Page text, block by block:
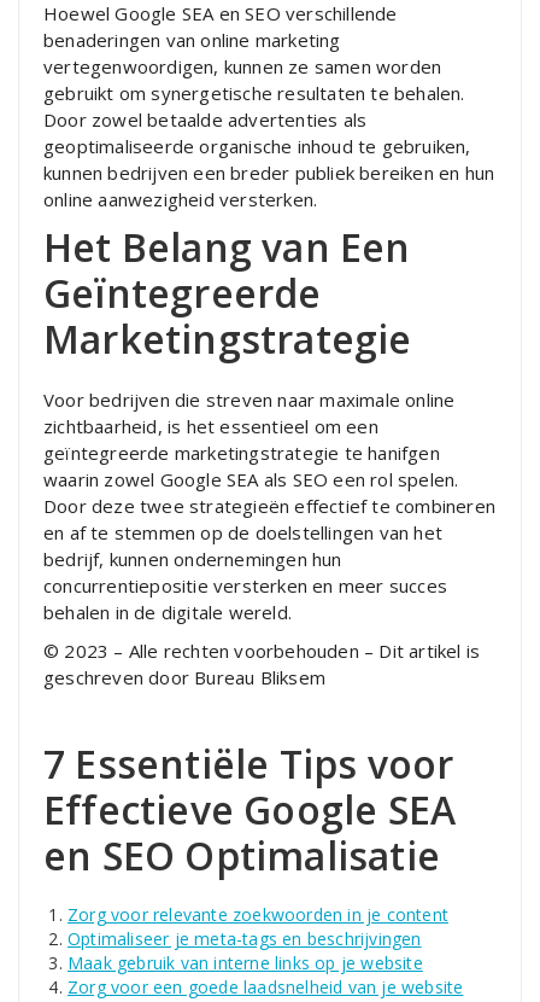
Hoewel Google SEA en SEO verschillende
benaderingen van online marketing
vertegenwoordigen, kunnen ze samen worden
gebruikt om synergetische resultaten te behalen.
Door zowel betaalde advertenties als
geoptimaliseerde organische inhoud te gebruiken,
kunnen bedrijven een breder publiek bereiken en hun
online aanwezigheid versterken.
Het Belang van Een
Geïntegreerde
Marketingstrategie
Voor bedrijven die streven naar maximale online
zichtbaarheid, is het essentieel om een
geïntegreerde marketingstrategie te hanifgen
waarin zowel Google SEA als SEO een rol spelen.
Door deze twee strategieën effectief te combineren
en af te stemmen op de doelstellingen van het
bedrijf, kunnen ondernemingen hun
concurrentiepositie versterken en meer succes
behalen in de digitale wereld.
© 2023 – Alle rechten voorbehouden – Dit artikel is
geschreven door Bureau Bliksem
7 Essentiële Tips voor
Effectieve Google SEA
en SEO Optimalisatie
Zorg voor relevante zoekwoorden in je content
Optimaliseer je meta-tags en beschrijvingen
Maak gebruik van interne links op je website
Zorg voor een goede laadsnelheid van je website